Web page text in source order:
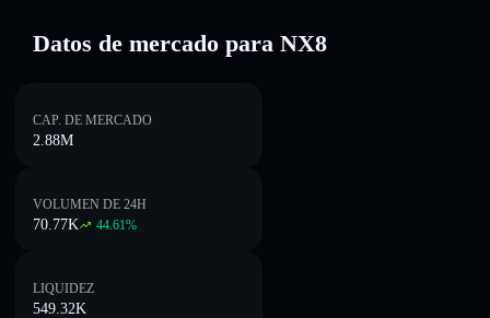
Datos de mercado para NX8
CAP. DE MERCADO
2.88M
VOLUMEN DE 24H
70.77K 44.61%
LIQUIDEZ
549.32K